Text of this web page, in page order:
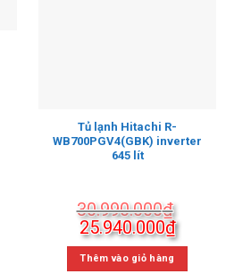
Tủ lạnh Hitachi R-
WB700PGV4(GBK) inverter
645 lít
30.990.000₫
Giá
gốc
là:
25.940.000₫Giá
hiện
Thêm vào giỏ hàng